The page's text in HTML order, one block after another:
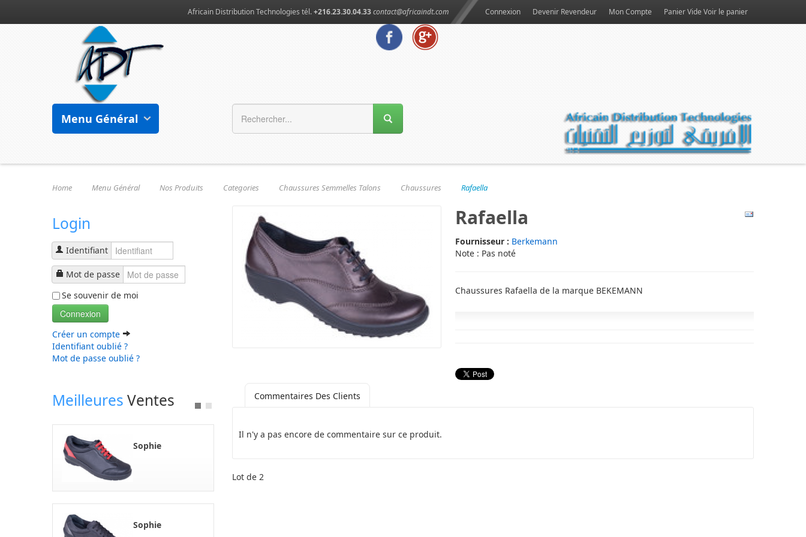
Panier Vide Voir le panier
Connexion Devenir Revendeur Mon Compte
Africain Distribution Technologies tél.+216.23.30.04.33contact@africaindt.com
Menu Général
Home Menu Général Nos Produits Categories Chaussures Semmelles Talons Chaussures Rafaella
Login
Identifiant
Mot de passe
Se souvenir de moi
Connexion
Créer un compte
Identifiant oublié ?
Mot de passe oublié ?
Meilleures Ventes
Sophie
Sophie
Rafaella
Fournisseur : Berkemann
Note : Pas noté
Chaussures Rafaella de la marque BEKEMANN
Commentaires Des Clients
Il n'y a pas encore de commentaire sur ce produit.
Lot de 2